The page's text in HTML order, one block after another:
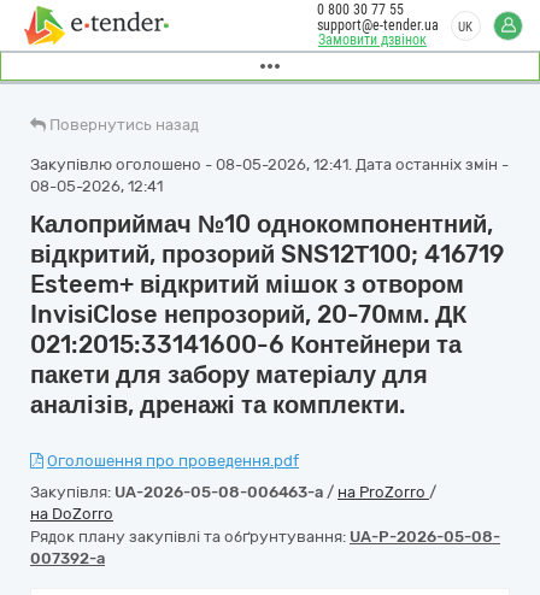
Замовити дзвінок
0 800 30 77 55
support@e-tender.ua
UK
Повернутись назад
Закупівлю оголошено - 08-05-2026, 12:41. Дата останніх змін -
08-05-2026, 12:41
Калоприймач №10 однокомпонентний,
відкритий, прозорий SNS12Т100; 416719
Esteem+ відкритий мішок з отвором
InvisiClose непрозорий, 20-70мм. ДК
021:2015:33141600-6 Контейнери та
пакети для забору матеріалу для
аналізів, дренажі та комплекти.
Оголошення про проведення.pdf
Закупівля: UA-2026-05-08-006463-a / на ProZorro /
на DoZorro
Рядок плану закупівлі та обґрунтування: UA-P-2026-05-08-
007392-a